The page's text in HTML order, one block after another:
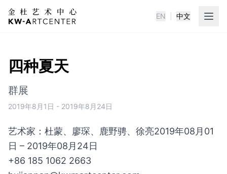
KWA金杜艺术中心
EN 中文
四种夏天
群展
2019年8月1日 - 2019年8月24日
艺术家：杜蒙、廖琛、鹿野骋、徐亮2019年08月01
日 – 2019年08月24日
+86 185 1062 2663